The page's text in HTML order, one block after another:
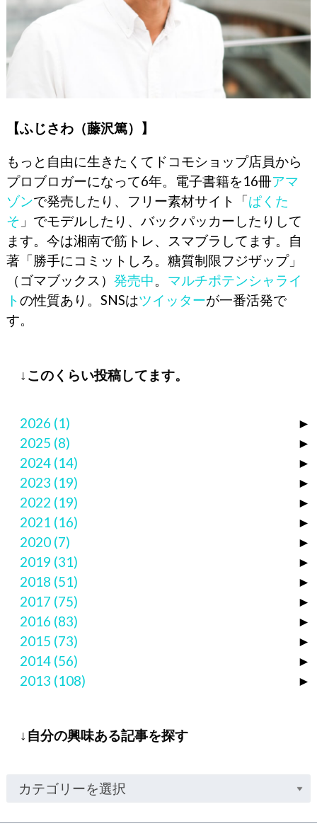
【ふじさわ（藤沢篤）】
もっと自由に生きたくてドコモショップ店員から
プロブロガーになって6年。電子書籍を16冊アマ
ゾンで発売したり、フリー素材サイト「ぱくた
そ 」でモデルしたり、バックパッカーしたりして
ます。今は湘南で筋トレ、スマブラしてます。自
著「勝手にコミットしろ。糖質制限フジザップ」
（ゴマブックス） 発売中。 マルチポテンシャライ
トの性質あり。SNSはツイッターが一番活発で
す。
↓このくらい投稿してます。
►
2026 (1)
►
2025 (8)
►
2024 (14)
►
2023 (19)
►
2022 (19)
►
2021 (16)
►
2020 (7)
►
2019 (31)
►
2018 (51)
►
2017 (75)
►
2016 (83)
►
2015 (73)
►
2014 (56)
►
2013 (108)
↓自分の興味ある記事を探す